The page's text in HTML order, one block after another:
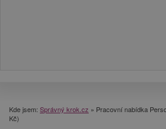
Kde jsem: Správný krok.cz » Pracovní nabídka
Kč)